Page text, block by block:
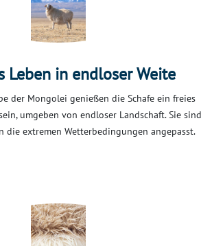
Leben in endloser Weite
der Mongolei genießen die Schafe ein freies
umgeben von endloser Landschaft. Sie sind
die extremen Wetterbedingungen angepasst.